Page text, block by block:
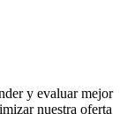
y evaluar mejor
nuestra oferta